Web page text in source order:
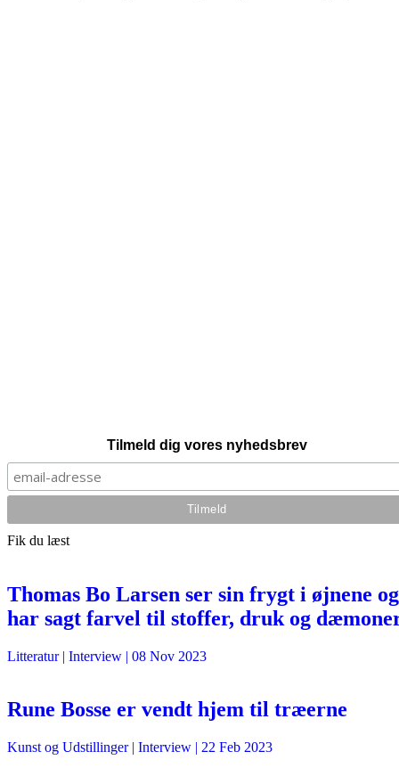
Tilmeld dig vores nyhedsbrev
Fik du læst
Thomas Bo Larsen ser sin frygt i øjnene og
har sagt farvel til stoffer, druk og
Litteratur| Interview | 08 Nov 2023
Rune Bosse er vendt hjem til træerne
Kunst og Udstillinger| Interview | 22 Feb 2023